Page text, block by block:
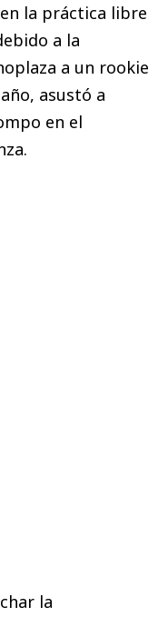
la práctica libre
a la
a un rookie
asustó a
en el
la